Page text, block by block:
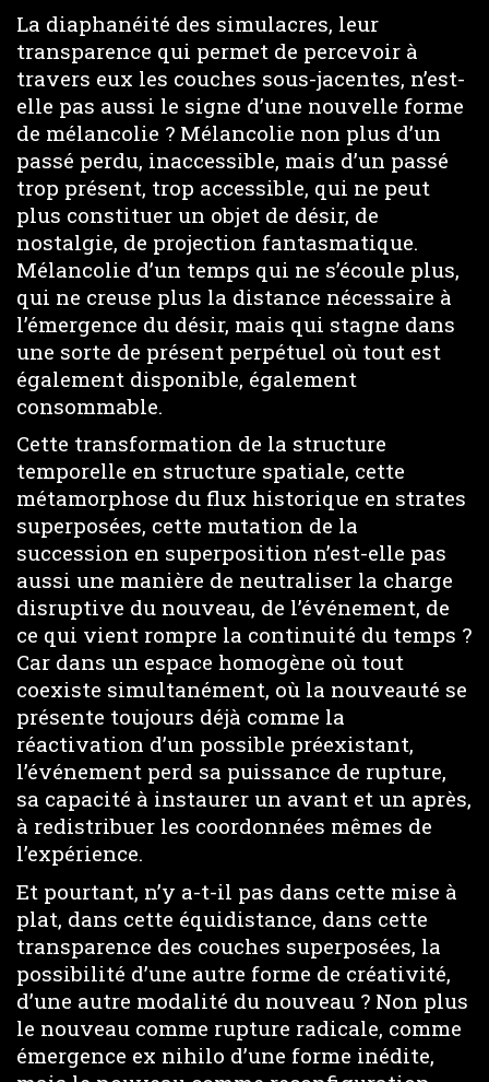
La diaphanéité des simulacres, leur
transparence qui permet de percevoir à
travers eux les couches sous-jacentes, n’est-
elle pas aussi le signe d’une nouvelle forme
de mélancolie ? Mélancolie non plus d’un
passé perdu, inaccessible, mais d’un passé
trop présent, trop accessible, qui ne peut
plus constituer un objet de désir, de
nostalgie, de projection fantasmatique.
Mélancolie d’un temps qui ne s’écoule plus,
qui ne creuse plus la distance nécessaire à
l’émergence du désir, mais qui stagne dans
une sorte de présent perpétuel où tout est
également disponible, également
consommable.
Cette transformation de la structure
temporelle en structure spatiale, cette
métamorphose du flux historique en strates
superposées, cette mutation de la
succession en superposition n’est-elle pas
aussi une manière de neutraliser la charge
disruptive du nouveau, de l’événement, de
ce qui vient rompre la continuité du temps ?
Car dans un espace homogène où tout
coexiste simultanément, où la nouveauté se
présente toujours déjà comme la
réactivation d’un possible préexistant,
l’événement perd sa puissance de rupture,
sa capacité à instaurer un avant et un après,
à redistribuer les coordonnées mêmes de
l’expérience.
Et pourtant, n’y a-t-il pas dans cette mise à
plat, dans cette équidistance, dans cette
transparence des couches superposées, la
possibilité d’une autre forme de créativité,
d’une autre modalité du nouveau ? Non plus
le nouveau comme rupture radicale, comme
émergence ex nihilo d’une forme inédite,